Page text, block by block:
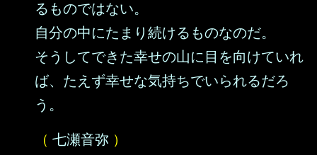
るものではない。
自分の中にたまり続けるものなのだ。
そうしてできた幸せの山に目を向けていれ
ば、たえず幸せな気持ちでいられるだろ
う。
（ 七瀬音弥 ）